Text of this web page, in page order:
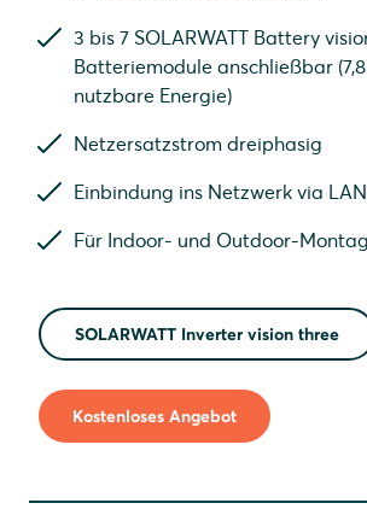
3 bis 7 SOLARWATT Battery
Batteriemodule anschließbar (7,8
nutzbare Energie)
Netzersatzstrom dreiphasig
Einbindung ins Netzwerk via
Für Indoor- und Outdoor-
SOLARWATT Inverter vision three
Kostenloses Angebot